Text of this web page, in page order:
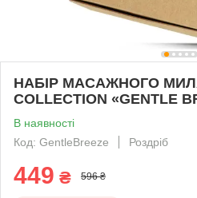
НАБІР МАСАЖНОГО
COLLECTION «GENTLE
В наявності
Код: GentleBreeze
Роздріб
449 ₴ 596 ₴